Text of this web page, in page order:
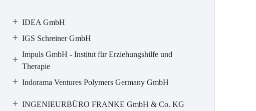
IDEA GmbH
IGS Schreiner GmbH
Impuls GmbH - Institut für Erziehungshilfe und
Therapie
Indorama Ventures Polymers Germany GmbH
INGENIEURBÜRO FRANKE GmbH & Co. KG